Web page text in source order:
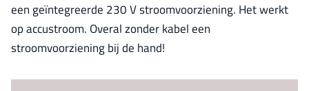
een geïntegreerde 230 V stroomvoorziening. Het werkt
op accustroom. Overal zonder kabel een
stroomvoorziening bij de hand!